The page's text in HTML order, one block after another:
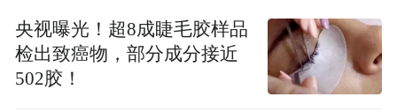
座舱配件、电池结构件等产品。
与此同时，天龙镁铝合金新材料智能产线项
央视曝光！超8成睫毛胶样品
检出致癌物，部分成分接近
502胶！